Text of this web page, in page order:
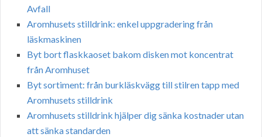
Avfall
Aromhusets stilldrink: enkel uppgradering från
läskmaskinen
Byt bort flaskkaoset bakom disken mot koncentrat
från Aromhuset
Byt sortiment: från burkläskvägg till stilren tapp med
Aromhusets stilldrink
Aromhusets stilldrink hjälper dig sänka kostnader utan
att sänka standarden